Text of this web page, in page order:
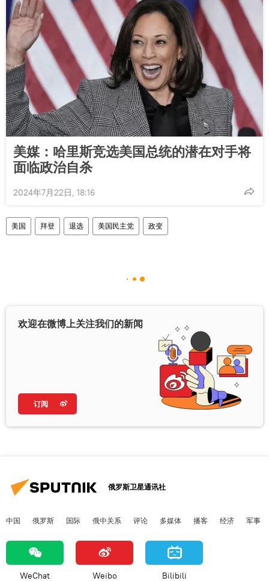
美媒：哈里斯竞选美国总统的潜在对手将
面临政治自杀
2024年7月22日, 18:16
美国 拜登 退选 美国民主党 政变
欢迎在微博上关注我们的新闻
订阅
俄罗斯卫星通讯社
中国 俄罗斯 国际 俄中关系 评论 多媒体 播客 经济 军事
WeChat Weibo Bilibili